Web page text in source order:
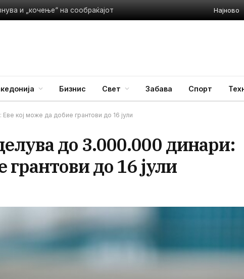
и „кочење“ на сообраќајот Најново
Бизнис Свет Забава Спорт
кој може да добие грантови до 16 јули
до 3.000.000 динари:
грантови до 16 јули